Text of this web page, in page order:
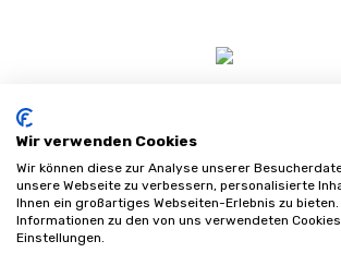
Wir verwenden Cookies
Wir können diese zur Analyse unserer
unsere Webseite zu verbessern, personalisierte
Ihnen ein großartiges Webseiten-Erlebnis zu
Informationen zu den von uns verwendeten
Einstellungen.